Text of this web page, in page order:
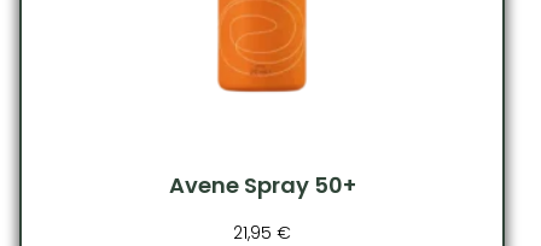
Avene Spray 50+
21,95 €